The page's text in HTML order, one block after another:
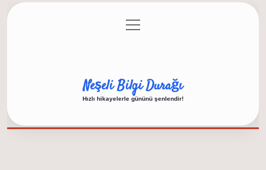
Gizlilik Politikası
menüyü
aç
Neşeli Bilgi Durağı
Hızlı hikayelerle gününü şenlendir!